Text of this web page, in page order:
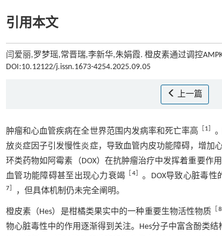
引用本文
闫爱丽,罗梦瑶,常晋瑞,李新华,朱娟霞. 橙皮素通过调控
DOI:10.12122/j.issn.1673-4254.2025.09.05
上一篇
肿瘤和心血管疾病在全世界范围内发病率和死亡率高 1
放炎症因子引发慢性炎症，导致血管内皮功能障碍，增加
环类药物如阿霉素（DOX）在抗肿瘤治疗中发挥着重要作
血管功能障碍甚至出现心力衰竭
4］ 。DOX导致心脏毒性
7 ，但具体机制仍未完全阐明。
橙皮素（Hes）是柑橘类果实中的一种重要生物活性物质 8
物心脏毒性中的作用逐渐得到关注。Hes分子中富含酚类